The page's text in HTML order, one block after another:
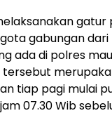
gatur
gabungan
ada di polres
tersebut
tiap pagi mulai
07.30 Wib